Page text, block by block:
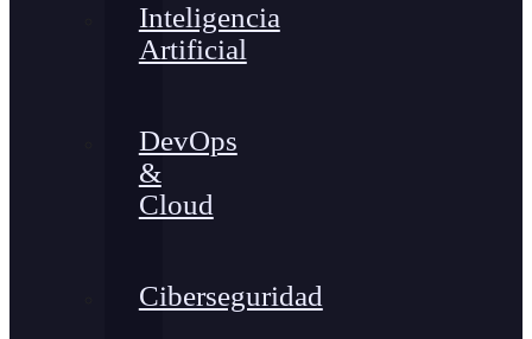
Inteligencia
Artificial
DevOps
&
Cloud
Ciberseguridad